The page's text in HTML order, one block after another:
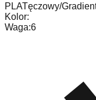
PLATęczowy/
Kolor:
Waga:6